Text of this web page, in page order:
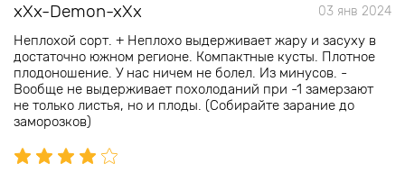
xXx-Demon-xXx 03 янв 2024
Неплохой сорт. + Неплохо выдерживает жару и засуху в
достаточно южном регионе. Компактные кусты. Плотное
плодоношение. У нас ничем не болел. Из минусов. -
Вообще не выдерживает похолоданий при -1 замерзают
не только листья, но и плоды. (Собирайте зарание до
заморозков)